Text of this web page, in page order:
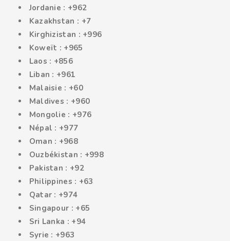
Jordanie : +962
Kazakhstan : +7
Kirghizistan : +996
Koweït : +965
Laos : +856
Liban : +961
Malaisie : +60
Maldives : +960
Mongolie : +976
Népal : +977
Oman : +968
Ouzbékistan : +998
Pakistan : +92
Philippines : +63
Qatar : +974
Singapour : +65
Sri Lanka : +94
Syrie : +963